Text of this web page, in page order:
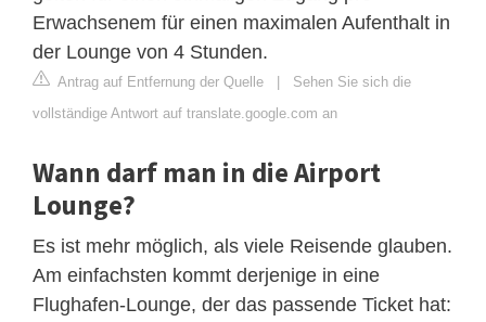
Erwachsenem für einen maximalen Aufenthalt in
der Lounge von 4 Stunden.
Antrag auf Entfernung der Quelle
Sehen Sie sich die
vollständige Antwort auf translate.google.com an
Wann darf man in die Airport
Lounge?
Es ist mehr möglich, als viele Reisende glauben.
Am einfachsten kommt derjenige in eine
Flughafen-Lounge, der das passende Ticket hat: